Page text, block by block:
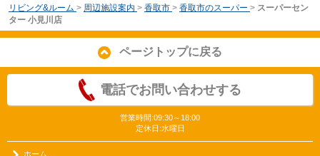
リビング&ルーム > 周辺施設案内 > 香取市 > 香取市のスーパー > スーパーセン
ター 小見川店
ページトップに戻る
電話でお問い合わせする
営業時間:09:30～18:00
定休日:水曜日
ホーム